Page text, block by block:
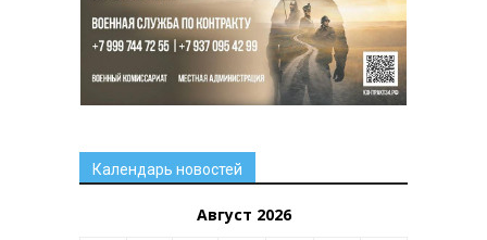
Календарь новостей
Август 2026